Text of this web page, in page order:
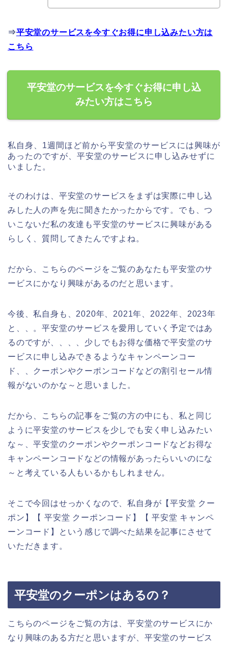
⇒平安堂のサービスを今すぐお得に申し込みたい方は
こちら
平安堂のサービスを今すぐお得に申し込
みたい方はこちら
私自身、1週間ほど前から平安堂のサービスには興味が
あったのですが、平安堂のサービスに申し込みせずに
いました。
そのわけは、平安堂のサービスをまずは実際に申し込
みした人の声を先に聞きたかったからです。でも、つ
いこないだ私の友達も平安堂のサービスに興味がある
らしく、質問してきたんですよね。
だから、こちらのページをご覧のあなたも平安堂のサ
ービスにかなり興味があるのだと思います。
今後、私自身も、2020年、2021年、2022年、2023年
と、、。平安堂のサービスを愛用していく予定ではあ
るのですが、、、、少しでもお得な価格で平安堂のサ
ービスに申し込みできるようなキャンペーンコー
ド、、クーポンやクーポンコードなどの割引セール情
報がないのかな～と思いました。
だから、こちらの記事をご覧の方の中にも、私と同じ
ように平安堂のサービスを少しでも安く申し込みたい
な～、平安堂のクーポンやクーポンコードなどお得な
キャンペーンコードなどの情報があったらいいのにな
～と考えている人もいるかもしれません。
そこで今回はせっかくなので、私自身が【平安堂 クー
ポン】【 平安堂 クーポンコード】【 平安堂 キャンペ
ーンコード】という感じで調べた結果を記事にさせて
いただきます。
平安堂のクーポンはあるの？
こちらのページをご覧の方は、平安堂のサービスにか
なり興味のある方だと思いますが、平安堂のサービス